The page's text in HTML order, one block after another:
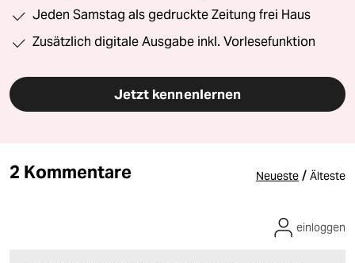
Jeden Samstag als gedruckte Zeitung frei Haus
Zusätzlich digitale Ausgabe inkl. Vorlesefunktion
Jetzt kennenlernen
2 Kommentare Neueste / Älteste
einloggen